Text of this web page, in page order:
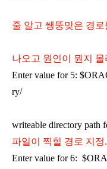
적
줄 알고 쌩뚱맞은 경
나오고 원인이 뭔지
Enter value for 5:
ry/
writeable directory path
파일이 찍힐 경로 지정.
Enter value for 6: